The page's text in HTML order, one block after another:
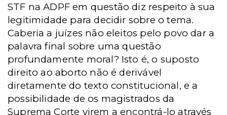
STF na ADPF em questão diz respeito à sua
legitimidade para decidir sobre o tema.
Caberia a juízes não eleitos pelo povo dar a
palavra final sobre uma questão
profundamente moral? Isto é, o suposto
direito ao aborto não é derivável
diretamente do texto constitucional, e a
possibilidade de os magistrados da
Suprema Corte virem a encontrá-lo através